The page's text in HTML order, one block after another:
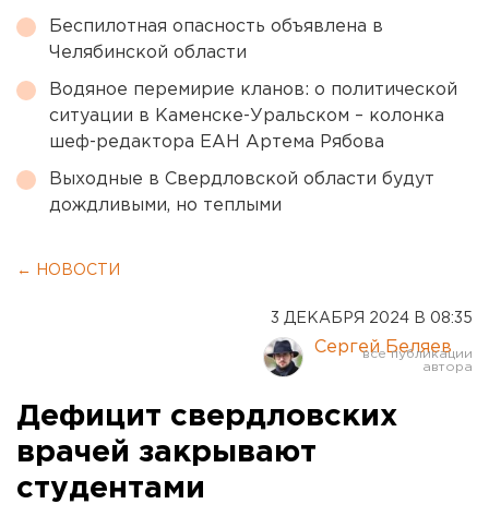
Беспилотная опасность объявлена в
Челябинской области
Водяное перемирие кланов: о политической
ситуации в Каменске-Уральском – колонка
шеф-редактора ЕАН Артема Рябова
Выходные в Свердловской области будут
дождливыми, но теплыми
← НОВОСТИ
3 ДЕКАБРЯ 2024 В 08:35
Сергей Беляев
Дефицит свердловских
врачей закрывают
студентами